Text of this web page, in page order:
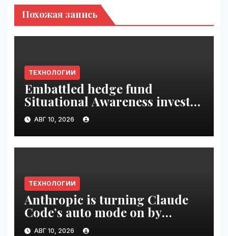
Похожая запись
ТЕХНОЛОГИИ
Embattled hedge fund
Situational Awareness invests
$400M in chip startup Source
Foundry | VseTime.ru
АВГ 10, 2026
ТЕХНОЛОГИИ
Anthropic is turning Claude
Code’s auto mode on by
default | VseTime.ru
АВГ 10, 2026